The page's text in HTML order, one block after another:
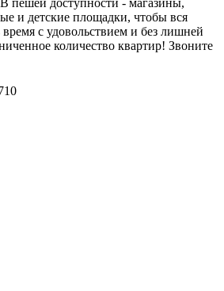
пешей доступности - магазины,
и детские площадки, чтобы вся
с удовольствием и без лишней
количество квартир! Звоните